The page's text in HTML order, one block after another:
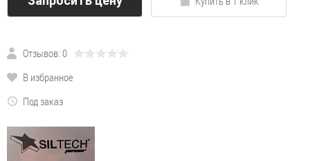
Отзывов: 0
В избранное
Под заказ